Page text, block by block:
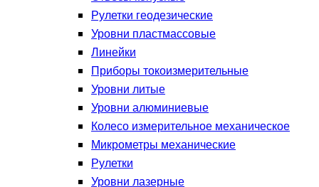
Рулетки геодезические
Уровни пластмассовые
Линейки
Приборы токоизмерительные
Уровни литые
Уровни алюминиевые
Колесо измерительное механическое
Микрометры механические
Рулетки
Уровни лазерные